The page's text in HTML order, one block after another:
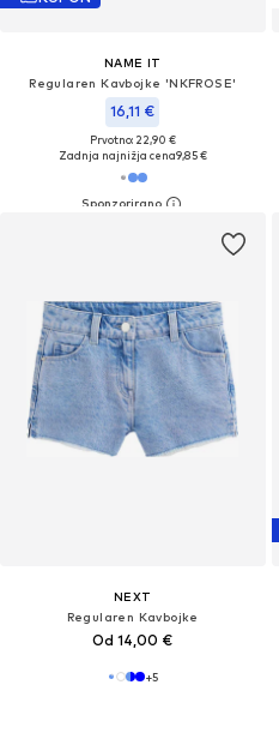
NAME IT
Regularen Kavbojke 'NKFROSE'
16,11 €
Prvotno: 22,90 €
Zadnja najnižja cena9,85 €
NEXT
Regularen Kavbojke
Od 14,00 €
+5